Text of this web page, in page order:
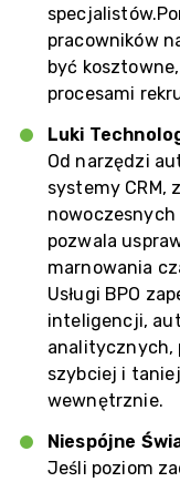
pracowników
być
procesami
Luki
Od narzędzi
systemy CRM,
nowoczesnych
pozwala
marnowania
Usługi BPO
inteligencji,
analitycznych,
szybciej i
wewnętrznie.
Niespójne
Jeśli poziom